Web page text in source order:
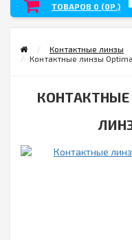
ТОВАРОВ 0 (0Р.)
Контактные линзы
Контактные линзы
КОНТАКТНЫЕ